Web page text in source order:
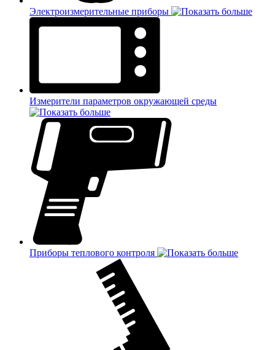
Электроизмерительные приборы
Измерители параметров окружающей среды
Приборы теплового контроля